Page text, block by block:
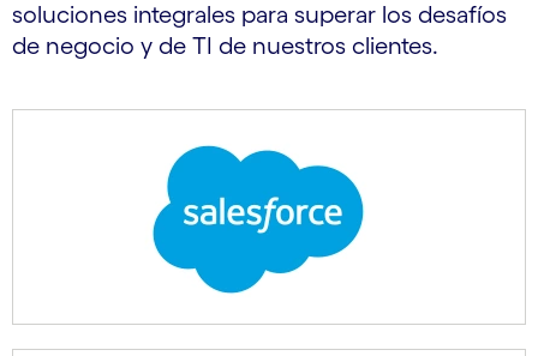
soluciones integrales para superar los desafíos
de negocio y de TI de nuestros clientes.